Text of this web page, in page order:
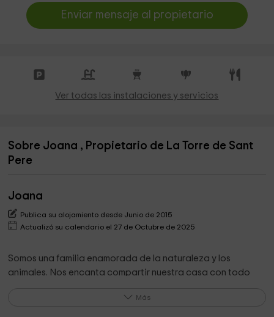
Enviar mensaje al propietario
Ver todas las instalaciones y servicios
Sobre Joana , Propietario de La Torre de Sant
Pere
Joana
Publica su alojamiento desde Junio de 2015
Actualizó su calendario el 27 de Octubre de 2025
Somos una familia enamorada de la naturaleza y los
animales. Nos encanta compartir nuestra casa con todo
experiencia del mundo rural.
Más